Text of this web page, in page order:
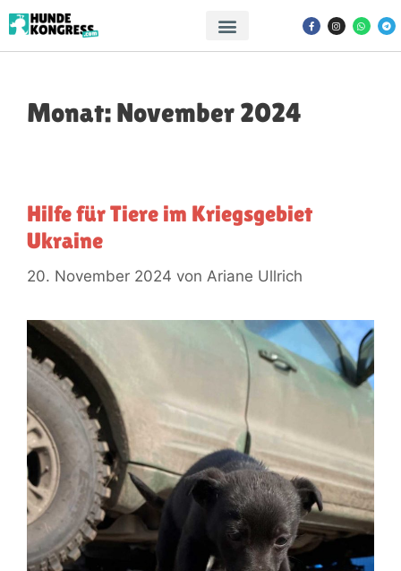
Monat: November 2024
Hilfe für Tiere im Kriegsgebiet
Ukraine
20. November 2024 von Ariane Ullrich